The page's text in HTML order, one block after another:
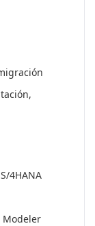
4HANA
Modeler